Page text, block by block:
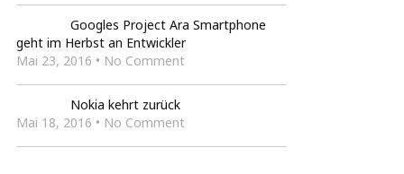
Googles Project Ara Smartphone
geht im Herbst an Entwickler
Mai 23, 2016 • No Comment
Nokia kehrt zurück
Mai 18, 2016 • No Comment